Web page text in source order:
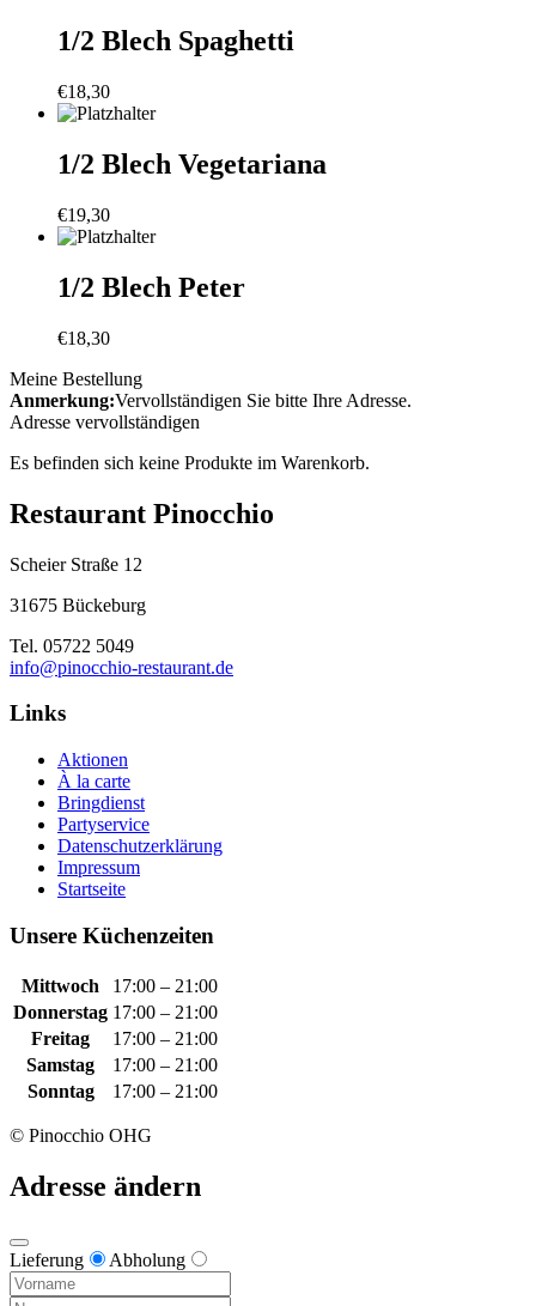
1/2 Blech Spaghetti
€18,30
1/2 Blech Vegetariana
€19,30
1/2 Blech Peter
€18,30
Meine Bestellung
Anmerkung:Vervollständigen Sie bitte Ihre Adresse.
Adresse vervollständigen
Es befinden sich keine Produkte im Warenkorb.
Restaurant Pinocchio
Scheier Straße 12
31675 Bückeburg
Tel. 05722 5049
info@pinocchio-restaurant.de
Links
Aktionen
À la carte
Bringdienst
Partyservice
Datenschutzerklärung
Impressum
Startseite
Unsere Küchenzeiten
Mittwoch
17:00 – 21:00
Donnerstag 17:00 – 21:00
Freitag
17:00 – 21:00
Samstag
17:00 – 21:00
Sonntag
17:00 – 21:00
© Pinocchio OHG
Adresse ändern
Lieferung Abholung